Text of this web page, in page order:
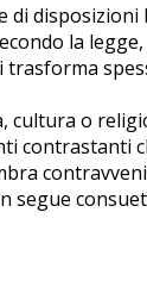
di disposizioni
la
trasforma
cultura o
contrastanti
segue